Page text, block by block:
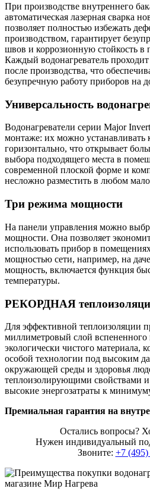
При производстве внутреннего
автоматическая лазерная сварка
позволяет полностью избежать
производством, гарантирует
швов и коррозионную стойкость в
Каждый водонагреватель проходит
после производства, что
безупречную работу приборов на
Универсальность
Водонагреватели серии Major
монтаже: их можно устанавливать
горизонтально, что открывает
выбора подходящего места в
современной плоской форме и
несложно разместить в любом
Три режима мощности
На панели управления можно
мощности. Она позволяет
использовать прибор в
мощностью сети, например, на
мощность, включается функция
температуры.
РЕКОРДНАЯ
Для эффективной теплоизоляции
миллиметровый слой вспененного
экологически чистого материала,
особой технологии под высоким
окружающей среды и здоровья
теплоизолирующими свойствами
высокие энергозатраты к
Премиальная гарантия на
Остались вопросы?
Нужен индивидуальный
Звоните: +7 (495)